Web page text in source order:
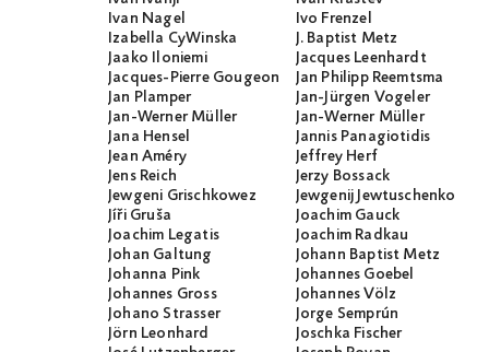
Ivan Nagel
Ivo Frenzel
Izabella CyWinska
J. Baptist Metz
Jaako Iloniemi
Jacques Leenhardt
Jacques-Pierre Gougeon
Jan Philipp Reemtsma
Jan Plamper
Jan-Jürgen Vogeler
Jan-Werner Müller
Jan-Werner Müller
Jana Hensel
Jannis Panagiotidis
Jean Améry
Jeffrey Herf
Jens Reich
Jerzy Bossack
Jewgeni Grischkowez
Jewgenij Jewtuschenko
Jíři Gruša
Joachim Gauck
Joachim Legatis
Joachim Radkau
Johan Galtung
Johann Baptist Metz
Johanna Pink
Johannes Goebel
Johannes Gross
Johannes Völz
Johano Strasser
Jorge Semprún
Jörn Leonhard
Joschka Fischer